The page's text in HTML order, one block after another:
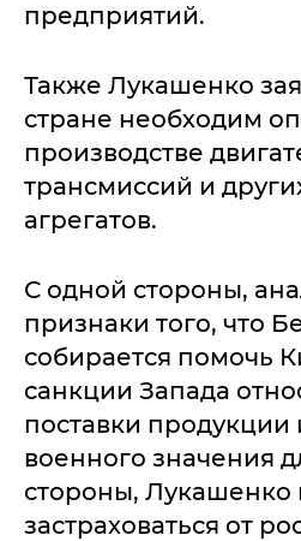
предприятий.
Также Лукашенко
стране необходим
производстве
трансмиссий и
агрегатов.
С одной стороны,
признаки того, что
собирается помочь
санкции Запада
поставки продукции
военного значения
стороны, Лукашенко
застраховаться от